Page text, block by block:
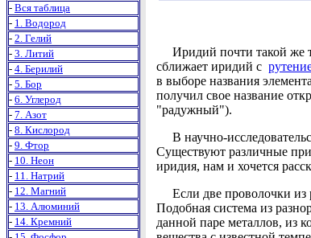
- Вся таблица
- 1. Водород
- 2. Гелий
- 3. Литий
- 4. Берилий
- 5. Бор
- 6. Углерод
- 7. Азот
- 8. Кислород
- 9. Фтор
- 10. Неон
- 11. Натрий
- 12. Магний
- 13. Алюминий
- 14. Кремний
Иридий почти такой же
сближает иридий с
в выборе названия
получил свое название
"радужный").
В научно-
Существуют различные
иридия, нам и хочется
Если две проволочки из
Подобная система из
данной паре металлов, из